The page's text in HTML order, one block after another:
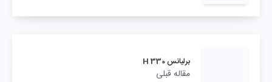
برلیانس H 330
مقاله قبلی